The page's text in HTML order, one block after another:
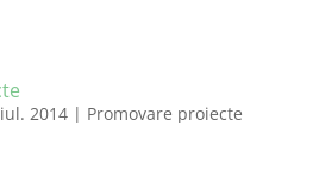
2014| Promovare proiecte